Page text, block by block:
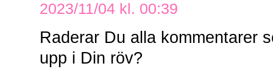
2023/11/04 kl. 00:39
Raderar Du alla kommentarer
upp i Din röv?